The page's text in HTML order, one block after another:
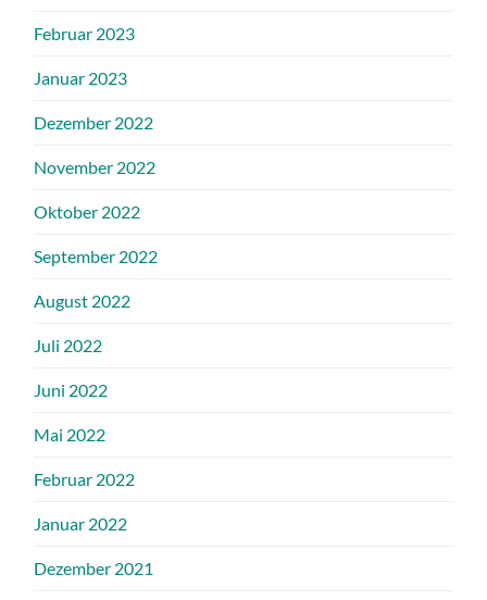
Februar 2023
Januar 2023
Dezember 2022
November 2022
Oktober 2022
September 2022
August 2022
Juli 2022
Juni 2022
Mai 2022
Februar 2022
Januar 2022
Dezember 2021